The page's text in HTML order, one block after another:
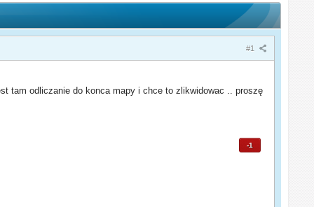
#1
tam odliczanie do konca mapy i chce to zlikwidowac .. proszę
-1